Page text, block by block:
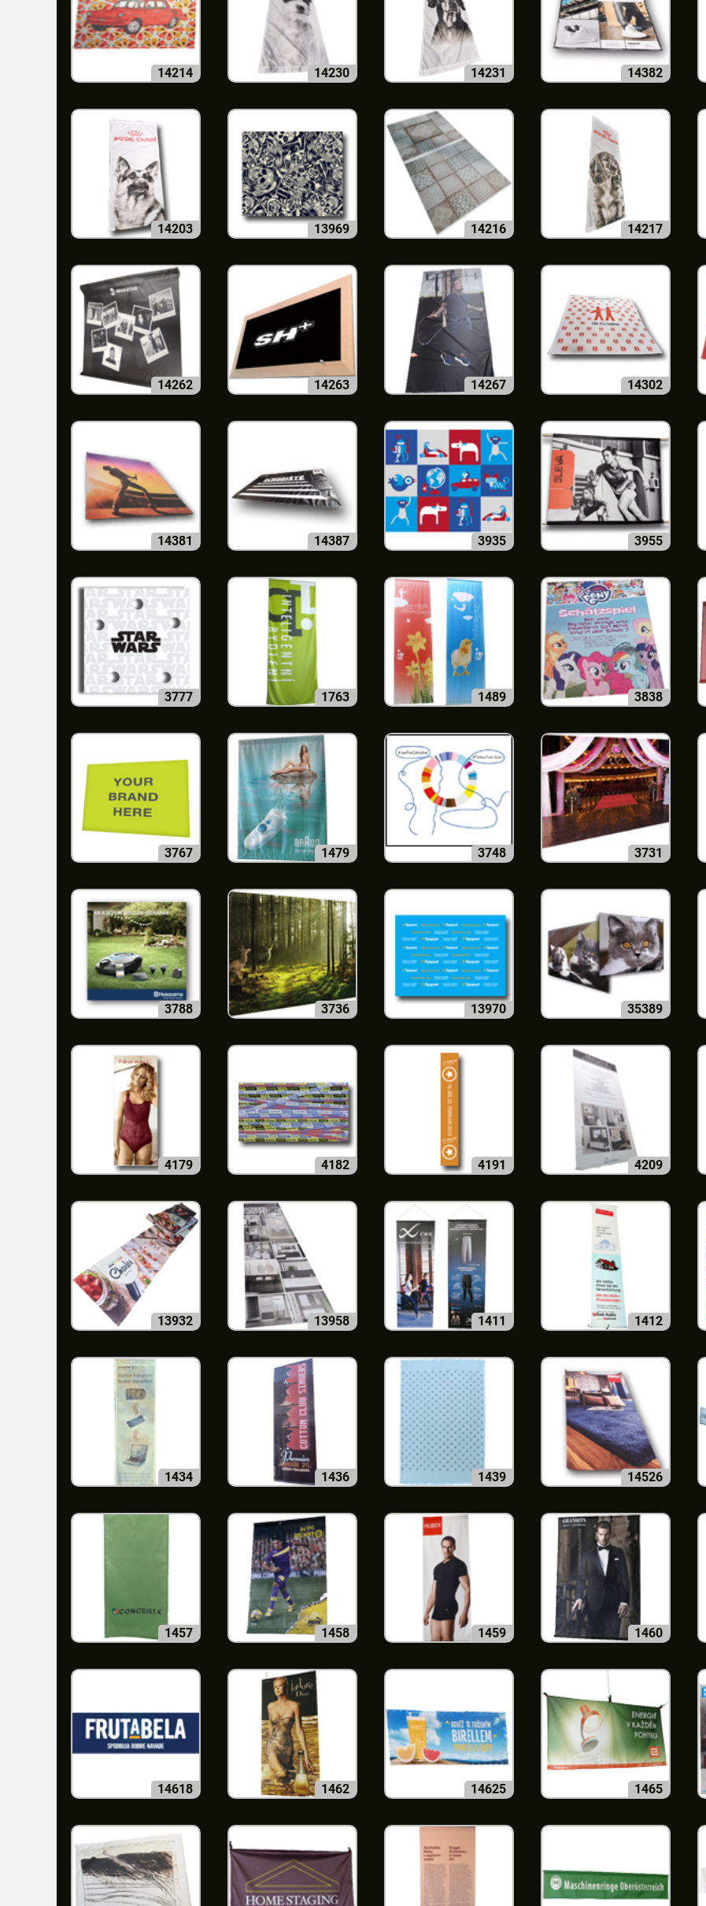
14214 14230 14231 14382
14203 13969 14216 14217
14262 14263 14267 14302
14381 14387 3935 3955
3777 1763 1489 3838
3767 1479 3748 3731
3788 3736 13970 35389
4179 4182 4191 4209
13932 13958 1411 1412
1434 1436 1439 14526
1457 1458 1459 1460
14618 1462 14625 1465